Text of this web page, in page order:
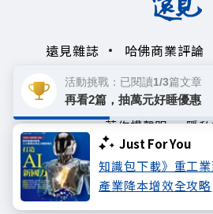
Just For You
知識包下載》重工
產業降本增效全攻略
遠見雜誌 哈佛商業評論
未來親子學習平台
50+
著作權聲明
隱
Copyright©
遠見天下文化出版股份有限公
活動挑戰：已閱讀1/3篇文章
再看2篇，抽萬元好睡優惠